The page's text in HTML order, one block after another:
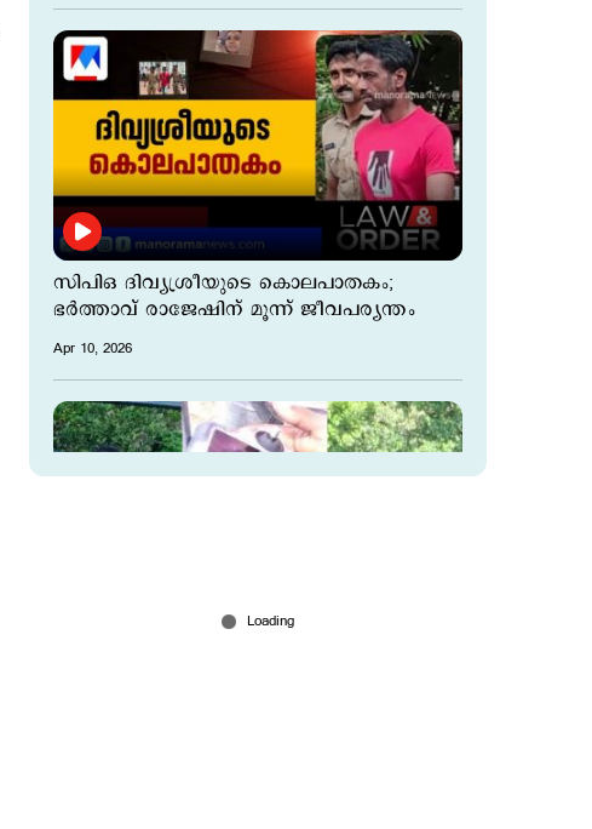
സിപിഒ ദിവ്യശ്രീയുടെ കൊലപാതകം;
ഭർത്താവ് രാജേഷിന് മൂന്ന് ജീവപര്യന്തം
Apr 10, 2026